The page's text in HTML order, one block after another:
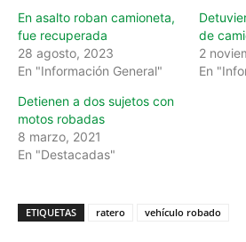
En asalto roban camioneta,
fue recuperada
28 agosto, 2023
En "Información General"
de
2
En
Detienen a dos sujetos con
motos robadas
8 marzo, 2021
En "Destacadas"
ETIQUETAS ratero vehículo robado